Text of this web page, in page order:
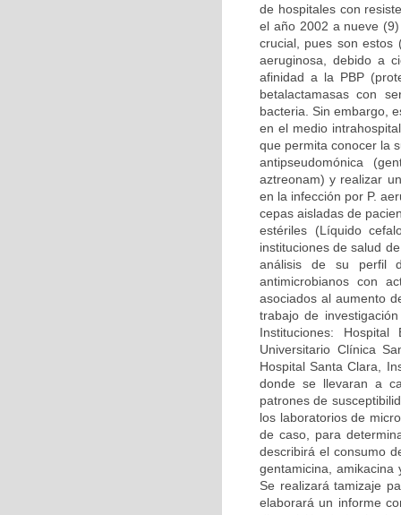
de hospitales con
el año 2002 a nueve
crucial, pues son estos
aeruginosa, debido a
afinidad a la PBP
betalactamasas con
bacteria. Sin embargo,
en el medio
que permita conocer la
antipseudomónica
aztreonam) y realizar
en la infección por P.
cepas aisladas de
estériles (Líquido
instituciones de salud
análisis de su perfil
antimicrobianos con
asociados al aumento
trabajo de
Instituciones:
Universitario Clínica
Hospital Santa Clara,
donde se llevaran a
patrones de
los laboratorios de
de caso, para
describirá el consumo
gentamicina,
Se realizará tamizaje
elaborará un informe